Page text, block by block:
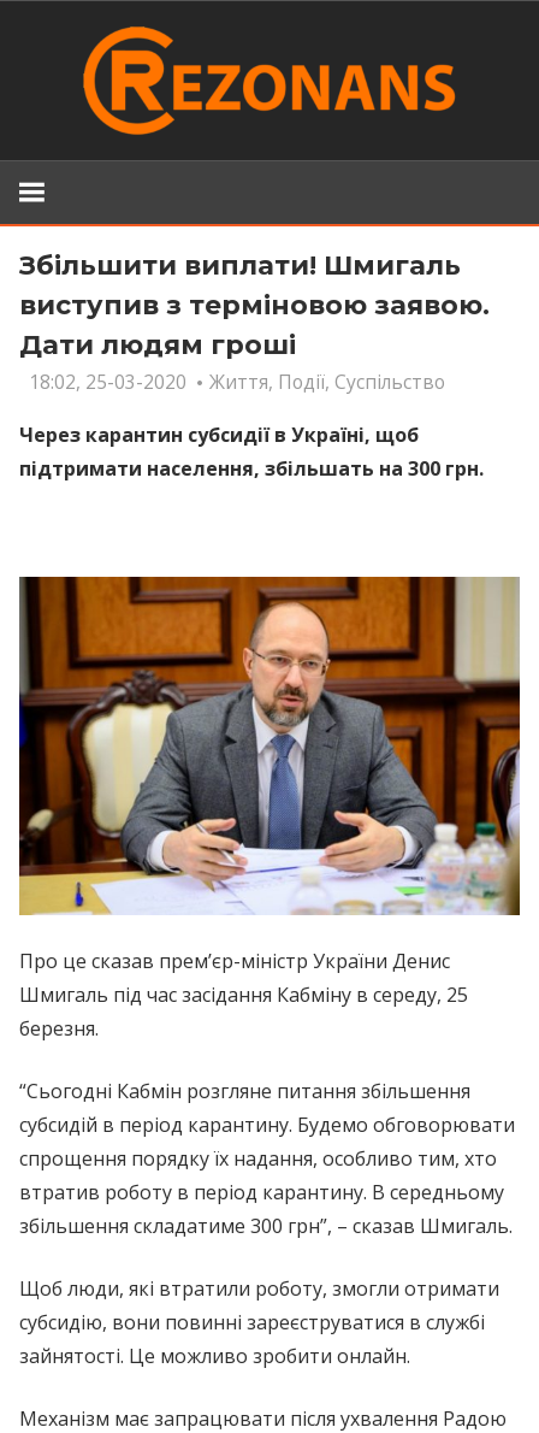
Збільшити виплати! Шмигаль
виступив з терміновою заявою.
Дати людям гроші
18:02, 25-03-2020 Життя, Події, Суспільство
Через карантин субсидії в Україні, щоб
підтримати населення, збільшать на 300 грн.
Про це сказав прем’єр-міністр України Денис
Шмигаль під час засідання Кабміну в середу, 25
березня.
“Сьогодні Кабмін розгляне питання збільшення
субсидій в період карантину. Будемо обговорювати
спрощення порядку їх надання, особливо тим, хто
втратив роботу в період карантину. В середньому
збільшення складатиме 300 грн”, – сказав Шмигаль.
Щоб люди, які втратили роботу, змогли отримати
субсидію, вони повинні зареєструватися в службі
зайнятості. Це можливо зробити онлайн.
Механізм має запрацювати після ухвалення Радою